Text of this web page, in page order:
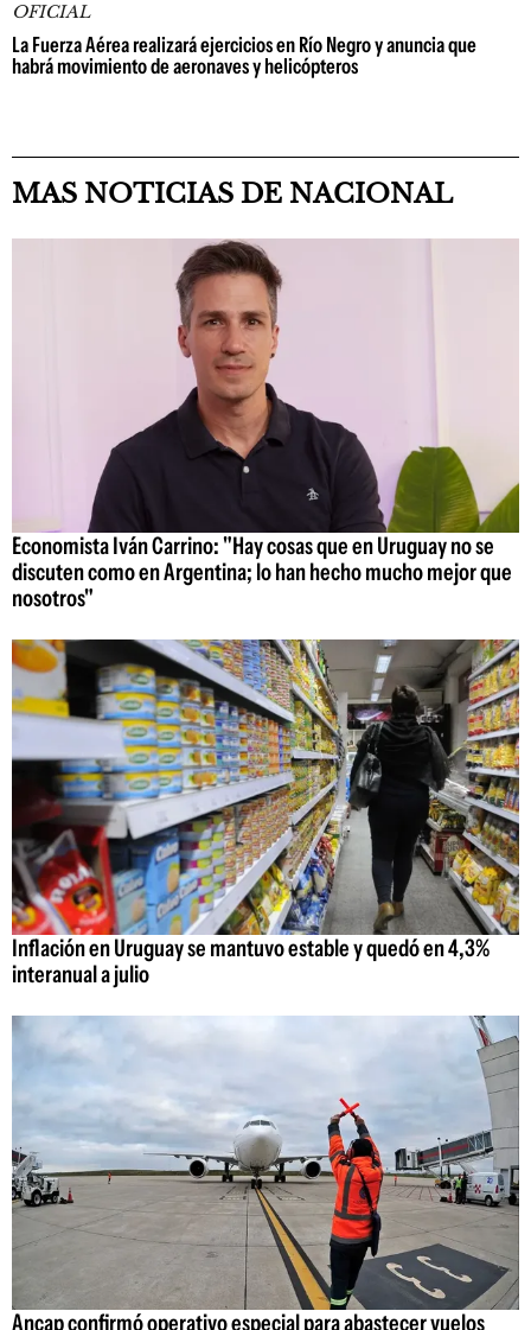
OFICIAL
La Fuerza Aérea realizará ejercicios en Río Negro y anuncia que
habrá movimiento de aeronaves y helicópteros
MAS NOTICIAS DE NACIONAL
Economista Iván Carrino: "Hay cosas que en Uruguay no se
discuten como en Argentina; lo han hecho mucho mejor que
nosotros"
Inflación en Uruguay se mantuvo estable y quedó en 4,3%
interanual a julio
Ancap confirmó operativo especial para abastecer vuelos